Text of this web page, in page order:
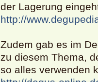
der Lagerung
http://
Zudem gab es im
zu diesem Thema,
so alles verwenden